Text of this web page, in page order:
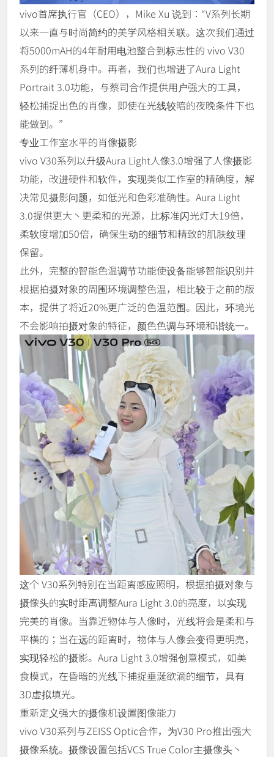
vivo首席执行官（CEO），Mike Xu 说到：“V系列长期
以来一直与时尚简约的美学风格相关联。这次我们通过
将5000mAH的4年耐用电池整合到标志性的 vivo V30
系列的纤薄机身中。再者，我们也增进了Aura Light
Portrait 3.0功能，与蔡司合作提供用户强大的工具，
轻松捕捉出色的肖像，即使在光线较暗的夜晚条件下也
能做到。”
专业工作室水平的肖像摄影
vivo V30系列以升级Aura Light人像3.0增强了人像摄影
功能，改进硬件和软件，实现类似工作室的精确度，解
决常见摄影问题，如低光和色彩准确性。Aura Light
3.0提供更大丶更柔和的光源，比标准闪光灯大19倍，
柔软度增加50倍，确保生动的细节和精致的肌肤纹理
保留。
此外，完整的智能色温调节功能使设备能够智能识别并
根据拍摄对象的周围环境调整色温，相比较于之前的版
本，提供了将近20%更广泛的色温范围。因此，环境光
不会影响拍摄对象的特征，颜色色调与环境和谐统一。
这个 V30系列特别在当距离感应照明，根据拍摄对象与
摄像头的实时距离调整Aura Light 3.0的亮度，以实现
完美的肖像。当靠近物体与人像时，光线将会是柔和与
平横的；当在远的距离时，物体与人像会变得更明亮，
实现轻松的摄影。Aura Light 3.0增强创意模式，如美
食模式，在昏暗的光线下捕捉垂涎欲滴的细节，具有
3D虚拟填光。
重新定义强大的摄像机设置图像能力
vivo V30系列与ZEISS Optic合作，为V30 Pro推出强大
摄像系统。摄像设置包括VCS True Color主摄像头丶